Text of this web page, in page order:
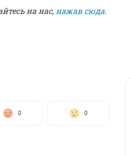
на нас, нажав сюда.
0 0